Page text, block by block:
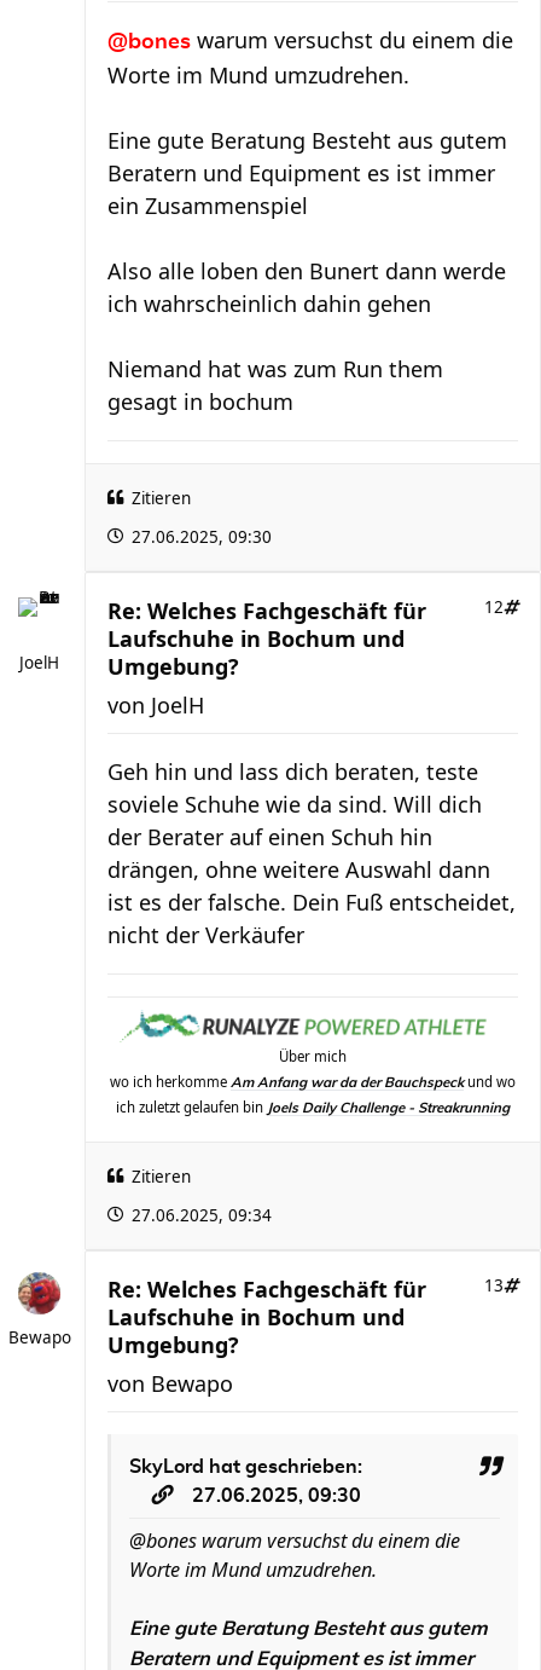
@bones warum versuchst du einem die
Worte im Mund umzudrehen.
Eine gute Beratung Besteht aus gutem
Beratern und Equipment es ist immer
ein Zusammenspiel
Also alle loben den Bunert dann werde
ich wahrscheinlich dahin gehen
Niemand hat was zum Run them
gesagt in bochum
Zitieren
27.06.2025, 09:30
JoelH
Re: Welches Fachgeschäft für
Laufschuhe in Bochum und
Umgebung?
12
von JoelH
Geh hin und lass dich beraten, teste
soviele Schuhe wie da sind. Will dich
der Berater auf einen Schuh hin
drängen, ohne weitere Auswahl dann
ist es der falsche. Dein Fuß entscheidet,
nicht der Verkäufer
Über mich
wo ich herkomme Am Anfang war da der Bauchspeckund wo
ich zuletzt gelaufen bin Joels Daily Challenge - Streakrunning
Zitieren
27.06.2025, 09:34
Bewapo
Re: Welches Fachgeschäft für
Laufschuhe in Bochum und
Umgebung?
13
von Bewapo
SkyLord
hat geschrieben:
27.06.2025, 09:30
@bones warum versuchst du einem die
Worte im Mund umzudrehen.
Eine gute Beratung Besteht aus gutem
Beratern und Equipment es ist immer